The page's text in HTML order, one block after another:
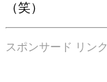
（笑）
スポンサード リンク